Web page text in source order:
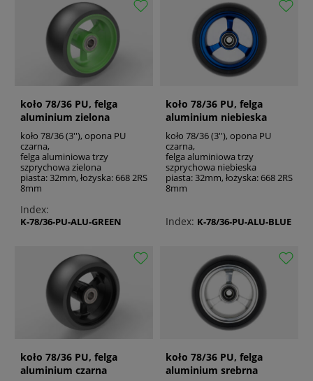
Od najnowszych
Od najstarszych
koło 78/36 PU, felga
aluminium zielona
koło 78/36 (3''), opona PU
czarna,
felga aluminiowa trzy
szprychowa zielona
piasta: 32mm, łożyska: 668 2RS
8mm
Index:
K-78/36-PU-ALU-GREEN
koło 78/36 PU, felga
aluminium niebieska
koło 78/36 (3''), opona PU
czarna,
felga aluminiowa trzy
szprychowa niebieska
piasta: 32mm, łożyska: 668 2RS
8mm
Index: K-78/36-PU-ALU-BLUE
koło 78/36 PU, felga
aluminium czarna
koło 78/36 PU, felga
aluminium srebrna